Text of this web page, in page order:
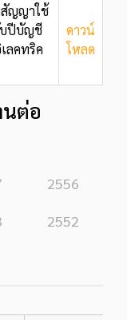
สัญญาใช้
บปีบัญชี
ลคทริค
ดาวน์
โหลด
นต่อ
2556
2552